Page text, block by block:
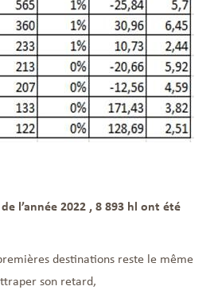
l’année 2022 , 8 893 hl ont été
destinations reste le même
son retard,